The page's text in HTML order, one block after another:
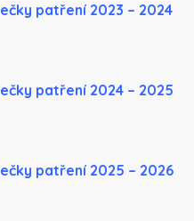
patření 2023 – 2024
patření 2024 – 2025
patření 2025 – 2026